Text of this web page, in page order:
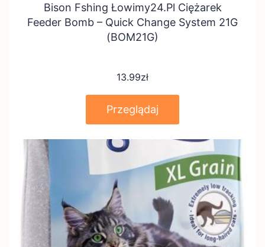
Bison Fshing Łowimy24.Pl Ciężarek
Feeder Bomb – Quick Change System 21G
(BOM21G)
13.99zł
Przeglądaj